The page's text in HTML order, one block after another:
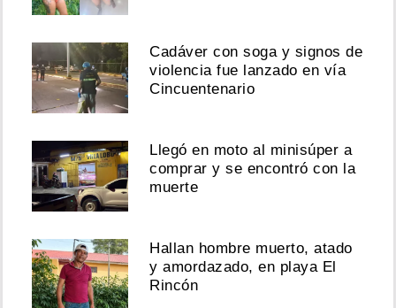
Cadáver con soga y signos de
violencia fue lanzado en vía
Cincuentenario
Llegó en moto al minisúper a
comprar y se encontró con la
muerte
Hallan hombre muerto, atado
y amordazado, en playa El
Rincón